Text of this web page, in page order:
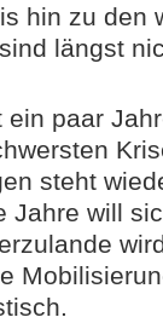
hin zu den
längst
paar
steht
Jahre will